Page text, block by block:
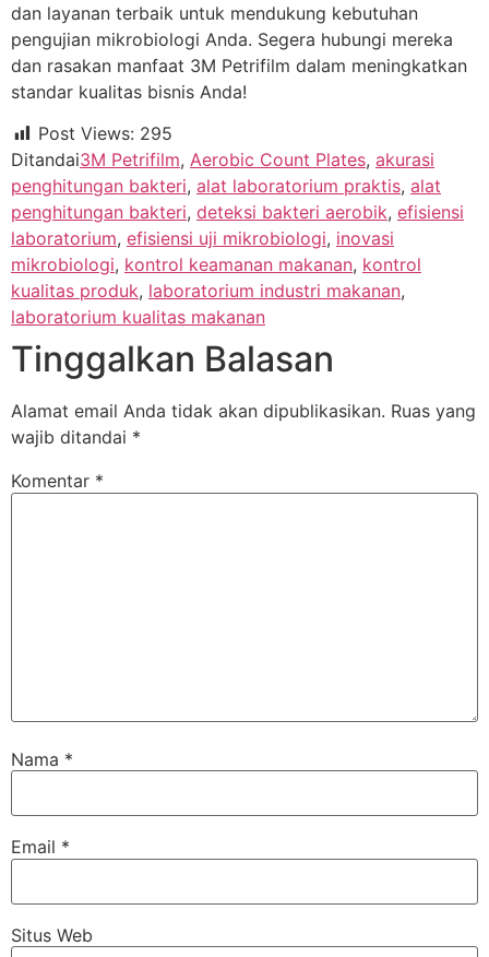
dan layanan terbaik untuk mendukung kebutuhan
pengujian mikrobiologi Anda. Segera hubungi mereka
dan rasakan manfaat 3M Petrifilm dalam meningkatkan
standar kualitas bisnis Anda!
Post Views: 295
Ditandai3M Petrifilm, Aerobic Count Plates, akurasi
penghitungan bakteri, alat laboratorium praktis, alat
penghitungan bakteri, deteksi bakteri aerobik, efisiensi
laboratorium, efisiensi uji mikrobiologi, inovasi
mikrobiologi, kontrol keamanan makanan, kontrol
kualitas produk, laboratorium industri makanan,
laboratorium kualitas makanan
Tinggalkan Balasan
Alamat email Anda tidak akan dipublikasikan. Ruas yang
wajib ditandai *
Komentar *
Nama *
Email *
Situs Web